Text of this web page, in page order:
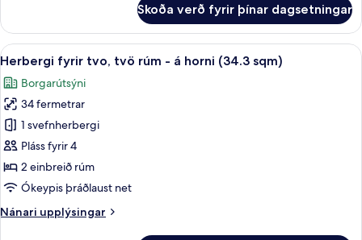
herbergi
(King,
28.4
Skoða verð fyrir þínar dagsetningar
Skoða
allar
myndir
fyrir
Herbergi
fyrir
tvo,
tvö
-
Herbergi fyrir tvo, tvö rúm - á horni
14
Herbergi fyrir tvo, tvö rúm - á horni (34.3 sqm)
Borgarútsýni
34 fermetrar
1 svefnherbergi
Pláss fyrir 4
2 einbreið rúm
Ókeypis þráðlaust net
Nánari upplýsingar
Nánari